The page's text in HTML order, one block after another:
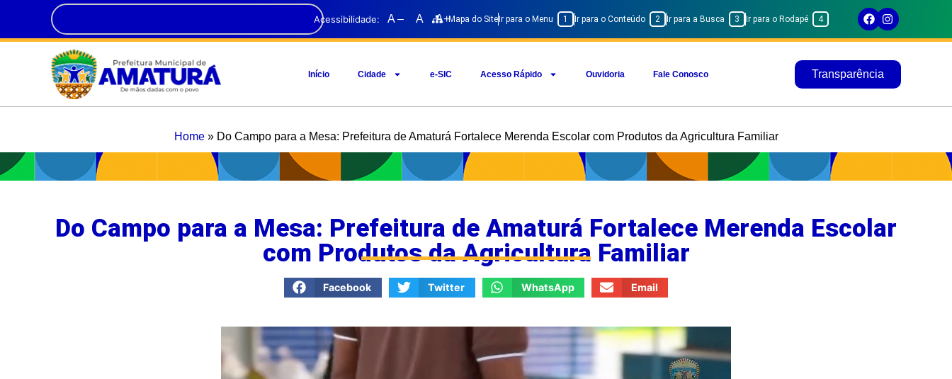
Acessibilidade: A – A A+Mapa do Site Ir para o Menu 1 Ir para o Conteúdo 2 Ir para a Busca 3 Ir para o Rodapé 4
Início Cidade e-SIC Acesso Rápido Ouvidoria Fale Conosco Transparência
Home» Do Campo para a Mesa: Prefeitura de Amaturá Fortalece Merenda Escolar com Produtos da Agricultura Familiar
Do Campo para a Mesa: Prefeitura de Amaturá Fortalece Merenda Escolar
com Produtos da Agricultura Familiar
Facebook Twitter WhatsApp Email